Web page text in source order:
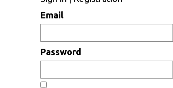
Εmail
Password